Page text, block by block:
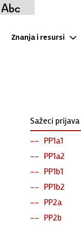
Znanja i resursi
Sažeci prijava
PP1a1
PP1a2
PP1b1
PP1b2
PP2a
PP2b